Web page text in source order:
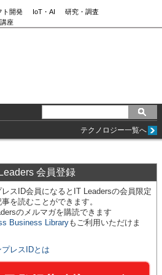
ト開発 IoT・AI
研究・調査
座
テクノロジー一覧へ
会員登録
スID会員になるとIT Leadersの会員限定
を読むことができます。
のメルマガを購読できます
Business Libraryもご利用いただけま
プレスIDとは